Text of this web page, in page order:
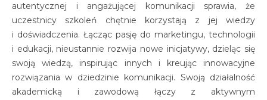
autentycznej i angażującej komunikacji sprawia, że
uczestnicy szkoleń chętnie korzystają z jej wiedzy
i doświadczenia. Łącząc pasję do marketingu, technologii
i edukacji, nieustannie rozwija nowe inicjatywy, dzieląc się
swoją wiedzą, inspirując innych i kreując innowacyjne
rozwiązania w dziedzinie komunikacji. Swoją działalność
akademicką i zawodową łączy z aktywnym